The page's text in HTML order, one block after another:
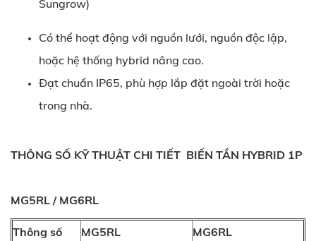
Sungrow)
Có thể hoạt động với nguồn lưới, nguồn độc lập,
hoặc hệ thống hybrid nâng cao.
Đạt chuẩn IP65, phù hợp lắp đặt ngoài trời hoặc
trong nhà.
THÔNG SỐ KỸ THUẬT CHI TIẾT BIẾN TẦN HYBRID 1P
MG5RL / MG6RL
Thông số MG5RL
MG6RL